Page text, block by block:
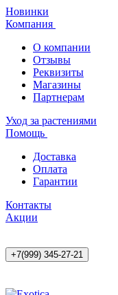
Новинки
Компания
О компании
Отзывы
Реквизиты
Магазины
Партнерам
Уход за растениями
Помощь
Доставка
Оплата
Гарантии
Контакты
Акции
+7(999) 345-27-21